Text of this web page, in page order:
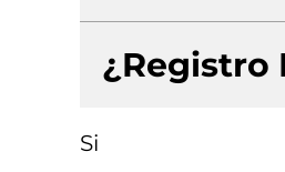
¿Registro
Si